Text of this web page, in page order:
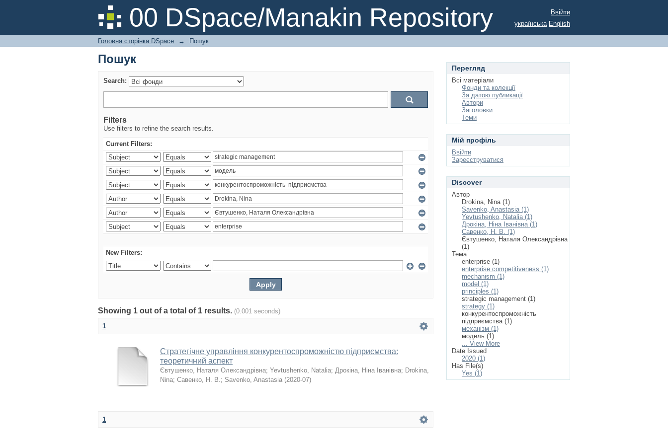
00 DSpace/Manakin Repository
Пошук
Ввійти
українська English
Головна сторінка DSpace → Пошук
Пошук
Search:
Filters
Use filters to refine the search results.
Current Filters:
New Filters:
Showing 1 out of a total of 1 results. (0.001 seconds)
1
Стратегічне управління конкурентоспроможністю підприємства:
теоретичний аспект
Євтушенко, Наталя Олександрівна; Yevtushenko, Natalia; Дрокіна, Ніна Іванівна; Drokina,
Nina; Савенко, Н. В.; Savenko, Anastasia (2020-07)
1
Перегляд
Всі матеріали
Фонди та колекції
За датою публикації
Автори
Заголовки
Теми
Мій профіль
Ввійти
Зареєструватися
Discover
Автор
Drokina, Nina (1)
Savenko, Anastasia (1)
Yevtushenko, Natalia (1)
Дрокіна, Ніна Іванівна (1)
Савенко, Н. В. (1)
Євтушенко, Наталя Олександрівна
(1)
Тема
enterprise (1)
enterprise competitiveness (1)
mechanism (1)
model (1)
principles (1)
strategic management (1)
strategy (1)
конкурентоспроможність
підприємства (1)
механізм (1)
модель (1)
... View More
Date Issued
2020 (1)
Has File(s)
Yes (1)